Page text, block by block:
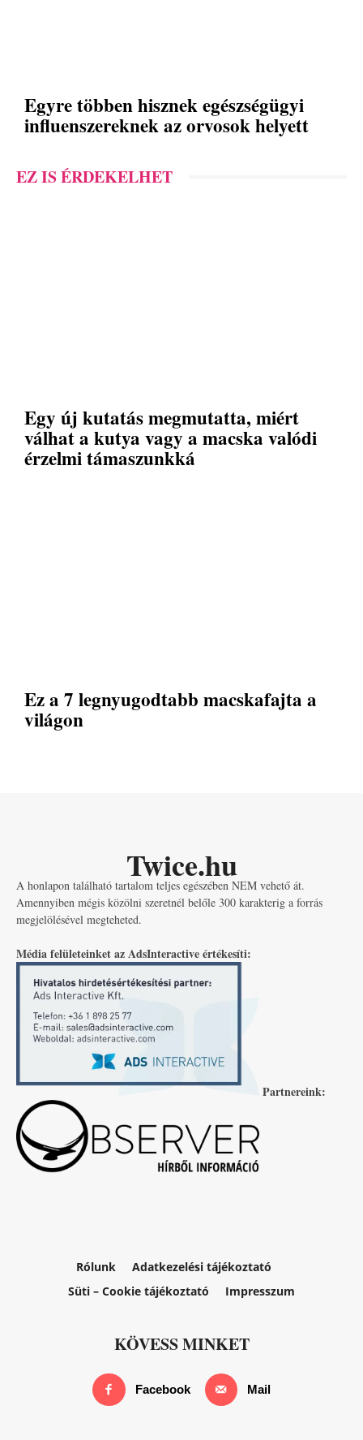
Egyre többen hisznek egészségügyi
influenszereknek az orvosok helyett
EZ IS ÉRDEKELHET
Egy új kutatás megmutatta, miért
válhat a kutya vagy a macska valódi
érzelmi támaszunkká
Ez a 7 legnyugodtabb macskafajta a
világon
Twice.hu
A honlapon található tartalom teljes egészében NEM vehető át.
Amennyiben mégis közölni szeretnél belőle 300 karakterig a forrás
megjelölésével megteheted.
Média felületeinket az AdsInteractive értékesíti:
Partnereink:
Rólunk
Adatkezelési tájékoztató
Süti – Cookie tájékoztató
Impresszum
KÖVESS MINKET
Facebook Mail